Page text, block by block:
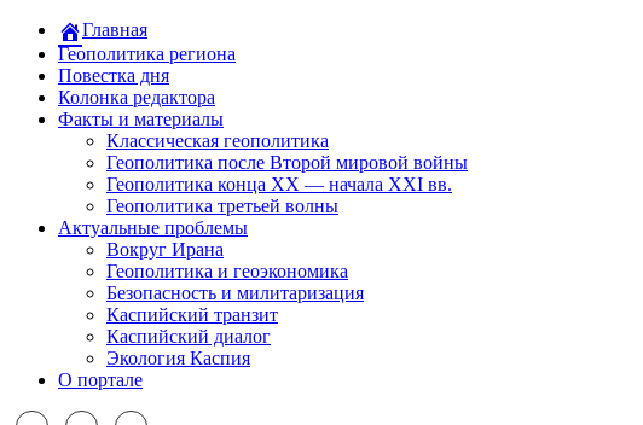
Главная
Геополитика региона
Повестка дня
Колонка редактора
Факты и материалы
Классическая геополитика
Геополитика после Второй мировой войны
Геополитика конца XX — начала XXI вв.
Геополитика третьей волны
Актуальные проблемы
Вокруг Ирана
Геополитика и геоэкономика
Безопасность и милитаризация
Каспийский транзит
Каспийский диалог
Экология Каспия
О портале